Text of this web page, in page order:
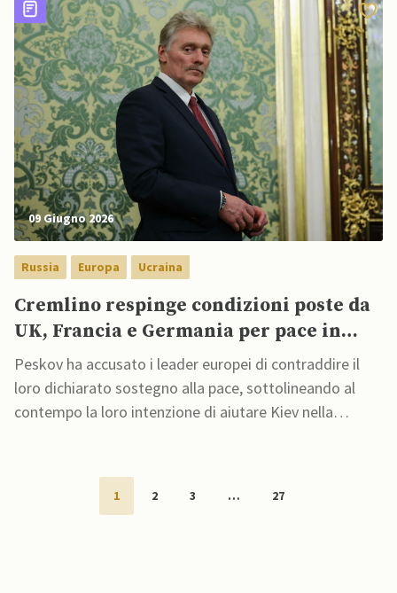
09 Giugno 2026
Russia Europa Ucraina
Cremlino respinge condizioni poste da
UK, Francia e Germania per pace in
Ucraina, definendole “incoerenti”
Peskov ha accusato i leader europei di contraddire il
loro dichiarato sostegno alla pace, sottolineando al
contempo la loro intenzione di aiutare Kiev nella
1 2 3 … 27